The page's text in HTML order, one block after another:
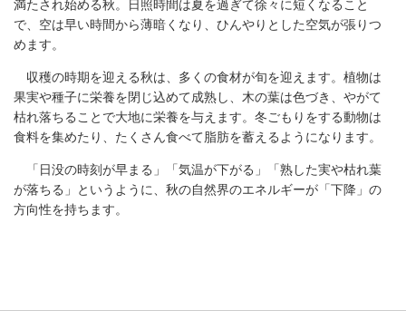
満たされ始める秋。日照時間は夏を過ぎて徐々に短くなること
で、空は早い時間から薄暗くなり、ひんやりとした空気が張りつ
めます。
収穫の時期を迎える秋は、多くの食材が旬を迎えます。植物は
果実や種子に栄養を閉じ込めて成熟し、木の葉は色づき、やがて
枯れ落ちることで大地に栄養を与えます。冬ごもりをする動物は
食料を集めたり、たくさん食べて脂肪を蓄えるようになります。
「日没の時刻が早まる」「気温が下がる」「熟した実や枯れ葉
が落ちる」というように、秋の自然界のエネルギーが「下降」の
方向性を持ちます。